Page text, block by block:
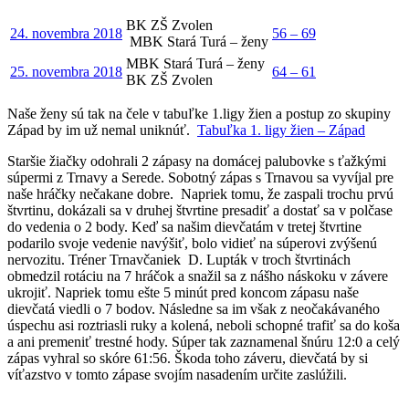
24. novembra 2018
BK ZŠ Zvolen
MBK Stará Turá – ženy
56 – 69
25. novembra 2018
MBK Stará Turá – ženy
BK ZŠ Zvolen
64 – 61
Naše ženy sú tak na čele v tabuľke 1.ligy žien a postup zo skupiny
Západ by im už nemal uniknúť. Tabuľka 1. ligy žien – Západ
Staršie žiačky odohrali 2 zápasy na domácej palubovke s ťažkými
súpermi z Trnavy a Serede. Sobotný zápas s Trnavou sa vyvíjal pre
naše hráčky nečakane dobre. Napriek tomu, že zaspali trochu prvú
štvrtinu, dokázali sa v druhej štvrtine presadiť a dostať sa v polčase
do vedenia o 2 body. Keď sa našim dievčatám v tretej štvrtine
podarilo svoje vedenie navýšiť, bolo vidieť na súperovi zvýšenú
nervozitu. Tréner Trnavčaniek D. Lupták v troch štvrtinách
obmedzil rotáciu na 7 hráčok a snažil sa z nášho náskoku v závere
ukrojiť. Napriek tomu ešte 5 minút pred koncom zápasu naše
dievčatá viedli o 7 bodov. Následne sa im však z neočakávaného
úspechu asi roztriasli ruky a kolená, neboli schopné trafiť sa do koša
a ani premeniť trestné hody. Súper tak zaznamenal šnúru 12:0 a celý
zápas vyhral so skóre 61:56. Škoda toho záveru, dievčatá by si
víťazstvo v tomto zápase svojím nasadením určite zaslúžili.